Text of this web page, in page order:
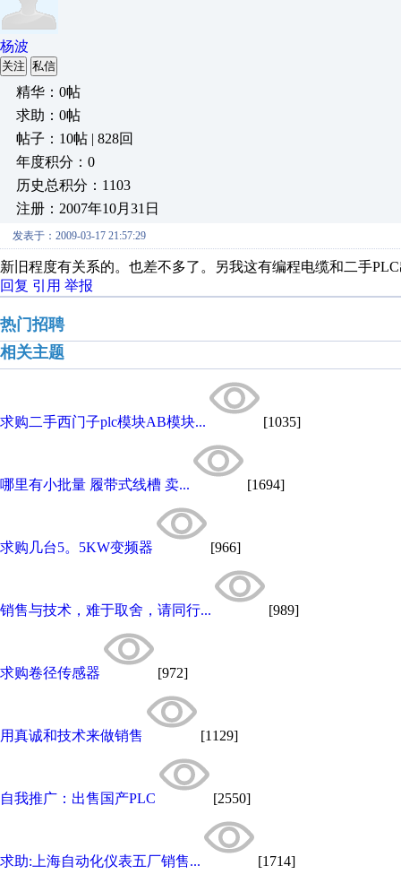
杨波
关注 私信
精华：0帖
求助：0帖
帖子：10帖 | 828回
年度积分：0
历史总积分：1103
注册：2007年10月31日
发表于：2009-03-17 21:57:29
新旧程度有关系的。也差不多了。另我这有编程电缆和二手
回复 引用 举报
热门招聘
相关主题
求购二手西门子plc模块AB模块... [1035]
哪里有小批量 履带式线槽 卖... [1694]
求购几台5。5KW变频器 [966]
销售与技术，难于取舍，请同行... [989]
求购卷径传感器 [972]
用真诚和技术来做销售 [1129]
自我推广：出售国产PLC [2550]
求助:上海自动化仪表五厂销售... [1714]